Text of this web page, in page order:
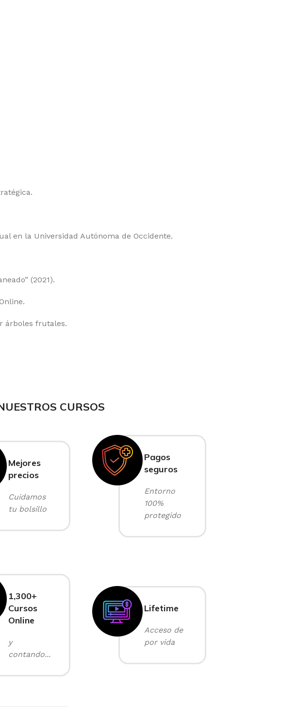
en la Universidad Autónoma de Occidente.
(2021).
árboles frutales.
CURSOS
Mejores
precios
Cuidamos
tu bolsillo
Pagos
seguros
Entorno
100%
protegido
1,300+
Cursos
Online
y
contando...
Lifetime
Acceso de
por vida